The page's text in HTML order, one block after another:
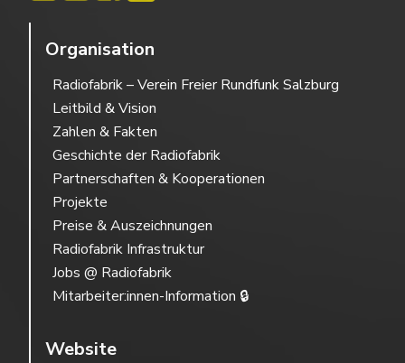
Organisation
Radiofabrik – Verein Freier Rundfunk Salzburg
Leitbild & Vision
Zahlen & Fakten
Geschichte der Radiofabrik
Partnerschaften & Kooperationen
Projekte
Preise & Auszeichnungen
Radiofabrik Infrastruktur
Jobs @ Radiofabrik
Mitarbeiter:innen-Information 🔒
Website